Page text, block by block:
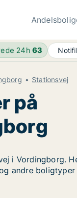
24h63
Stationsvej
på
i Vordingborg.
andre